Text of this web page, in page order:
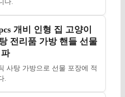
다.
개비 인형 집 고양이
전리품 가방 핸들 선물
사탕 가방으로 선물 포장에 적
.